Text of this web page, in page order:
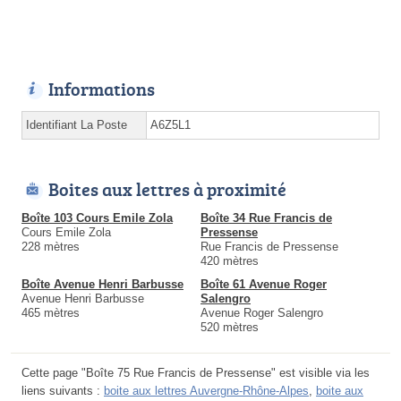
Informations
Identifiant La Poste A6Z5L1
Boites aux lettres à proximité
Boîte 103 Cours Emile Zola
Cours Emile Zola
228 mètres
Boîte 34 Rue Francis de
Pressense
Rue Francis de Pressense
420 mètres
Boîte Avenue Henri Barbusse
Avenue Henri Barbusse
465 mètres
Boîte 61 Avenue Roger
Salengro
Avenue Roger Salengro
520 mètres
Cette page "Boîte 75 Rue Francis de Pressense" est visible via les
liens suivants : boite aux lettres Auvergne-Rhône-Alpes, boite aux